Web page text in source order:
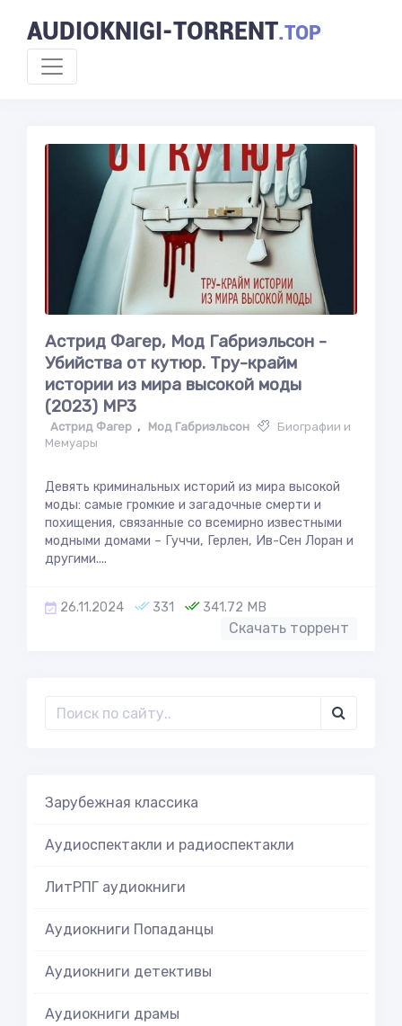
AUDIOKNIGI-TORRENT.TOP
Астрид Фагер, Мод Габриэльсон -
Убийства от кутюр. Тру-крайм
истории из мира высокой моды
(2023) МР3
Астрид Фагер , Мод Габриэльсон
Биографии и
Мемуары
Девять криминальных историй из мира высокой
моды: самые громкие и загадочные смерти и
похищения, связанные со всемирно известными
модными домами – Гуччи, Герлен, Ив-Сен Лоран и
другими....
26.11.2024 331 341.72 MB
Скачать торрент
Зарубежная классика
Аудиоспектакли и радиоспектакли
ЛитРПГ аудиокниги
Аудиокниги Попаданцы
Аудиокниги детективы
Аудиокниги драмы